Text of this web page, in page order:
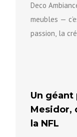
Deco
meubles —
passion, la
Un géant
Mesidor,
la NFL